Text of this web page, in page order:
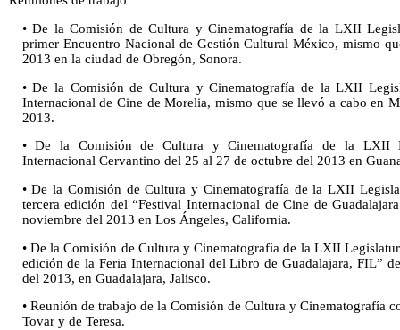
• De la Comisión de Cultura y Cinematografía de la LXII
primer Encuentro Nacional de Gestión Cultural México, mismo
2013 en la ciudad de Obregón, Sonora.
• De la Comisión de Cultura y Cinematografía de la LXII
Internacional de Cine de Morelia, mismo que se llevó a cabo en
2013.
• De la Comisión de Cultura y Cinematografía de la LXII
Internacional Cervantino del 25 al 27 de octubre del 2013 en
• De la Comisión de Cultura y Cinematografía de la LXII
tercera edición del “Festival Internacional de Cine de
noviembre del 2013 en Los Ángeles, California.
• De la Comisión de Cultura y Cinematografía de la LXII
edición de la Feria Internacional del Libro de Guadalajara, FIL”
del 2013, en Guadalajara, Jalisco.
• Reunión de trabajo de la Comisión de Cultura y Cinematografía
Tovar y de Teresa.